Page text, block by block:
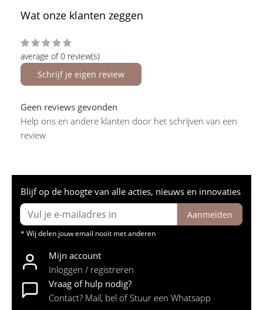
Wat onze klanten zeggen
average of 0 review(s)
Schrijf je eigen review
Geen reviews gevonden
Help ons en andere klanten door het schrijven van een
review
Blijf op de hoogte van alle acties, nieuws en innovaties
Aanmelden
* Wij delen jouw email nooit met anderen
Mijn account
Inloggen / registreren
Vraag of hulp nodig?
Contact? Mail, bel of Stuur een Whatsapp